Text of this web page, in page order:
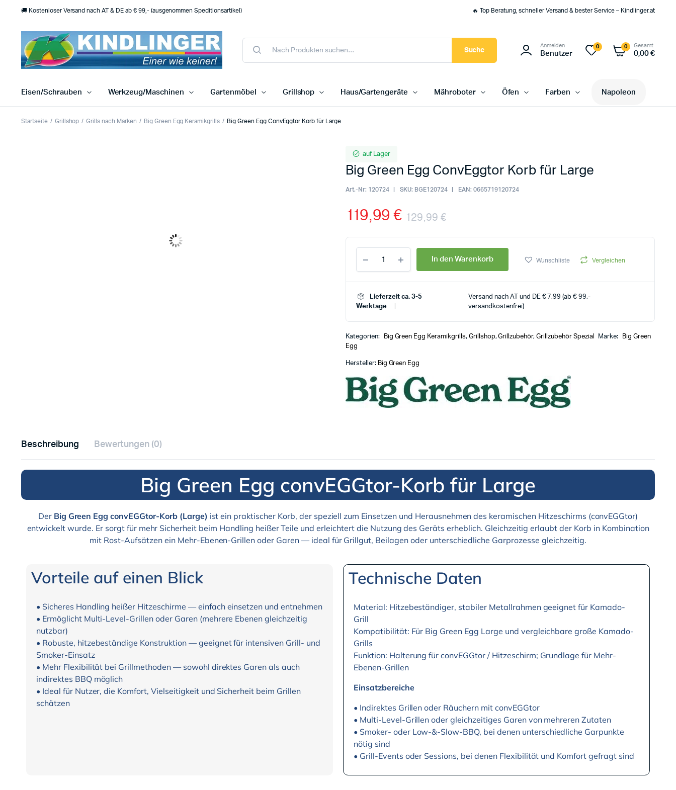
🚚 Kostenloser Versand nach AT & DE ab € 99,- (ausgenommen Speditionsartikel) 🔥 Top Beratung, schneller Versand & bester Service – Kindlinger.at
Suche
Anmelden
Benutzer
0 0 Gesamt
0,00€
Eisen/Schrauben Werkzeug/Maschinen Gartenmöbel Grillshop Haus/Gartengeräte Mähroboter Öfen Farben Napoleon
Startseite Grillshop Grills nach Marken Big Green Egg Keramikgrills Big Green Egg ConvEggtor Korb für Large
auf Lager
Big Green Egg ConvEggtor Korb für Large
Art.-Nr: 120724 SKU: BGE120724 EAN: 0665719120724
129,99€
119,99€
In den Warenkorb Wunschliste Vergleichen
Lieferzeit ca. 3-5
Werktage
Versand nach AT und DE € 7,99 (ab € 99,-
versandkostenfrei)
Kategorien: Big Green Egg Keramikgrills, Grillshop,Grillzubehör,Grillzubehör Spezial Marke:
Big Green
Egg
Hersteller: Big Green Egg
Beschreibung Bewertungen (0)
Big Green Egg convEGGtor-Korb für Large
Der Big Green Egg convEGGtor-Korb (Large) ist ein praktischer Korb, der speziell zum Einsetzen und Herausnehmen des keramischen Hitzeschirms (convEGGtor)
entwickelt wurde. Er sorgt für mehr Sicherheit beim Handling heißer Teile und erleichtert die Nutzung des Geräts erheblich. Gleichzeitig erlaubt der Korb in Kombination
mit Rost-Aufsätzen ein Mehr-Ebenen-Grillen oder Garen — ideal für Grillgut, Beilagen oder unterschiedliche Garprozesse gleichzeitig.
Vorteile auf einen Blick
• Sicheres Handling heißer Hitzeschirme — einfach einsetzen und entnehmen
• Ermöglicht Multi-Level-Grillen oder Garen (mehrere Ebenen gleichzeitig
nutzbar)
• Robuste, hitzebeständige Konstruktion — geeignet für intensiven Grill- und
Smoker-Einsatz
• Mehr Flexibilität bei Grillmethoden — sowohl direktes Garen als auch
indirektes BBQ möglich
• Ideal für Nutzer, die Komfort, Vielseitigkeit und Sicherheit beim Grillen
schätzen
Technische Daten
Material: Hitzebeständiger, stabiler Metallrahmen geeignet für Kamado-
Grill
Kompatibilität: Für Big Green Egg Large und vergleichbare große Kamado-
Grills
Funktion: Halterung für convEGGtor / Hitzeschirm; Grundlage für Mehr-
Ebenen-Grillen
Einsatzbereiche
• Indirektes Grillen oder Räuchern mit convEGGtor
• Multi-Level-Grillen oder gleichzeitiges Garen von mehreren Zutaten
• Smoker- oder Low-&-Slow-BBQ, bei denen unterschiedliche Garpunkte
nötig sind
• Grill-Events oder Sessions, bei denen Flexibilität und Komfort gefragt sind